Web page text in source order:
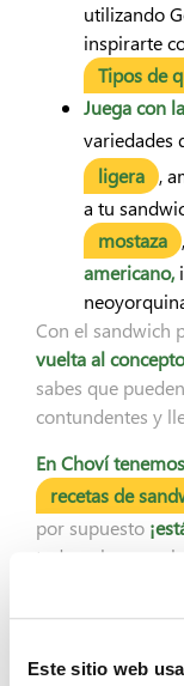
Este sitio web
utilizando
inspirarte
Tipos de
Juega con
variedades
ligera ,
a tu
mostaza ,
americano,
Con el sandwich
vuelta al
sabes que
contundentes y
En Choví
recetas de
por supuesto
todas y haz un
¡Dale rienda